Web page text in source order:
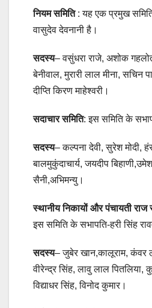
नियम समिति: यह एक प्रमुख
वासुदेव देवनानी है।
सदस्य– वसुंधरा राजे, अशोक
बेनीवाल, मुरारी लाल मीना, सचिन
दीप्ति किरण माहेश्वरी।
सदाचार समिति: इस समिति के
सदस्य– कल्पना देवी, सुरेश मोदी,
बालमुकुंदाचार्य, जयदीप
सैनी,अभिमन्यु।
स्थानीय निकायों और पंचायती
इस समिति के सभापति-हरी सिंह
सदस्य– जुबेर खान,कालूराम, कंवर
वीरेन्द्र सिंह, लावु लाल
विद्याधर सिंह, विनोद कुमार।